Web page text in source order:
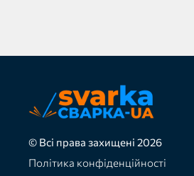
© Всі права захищені 2026
Політика конфіденційності